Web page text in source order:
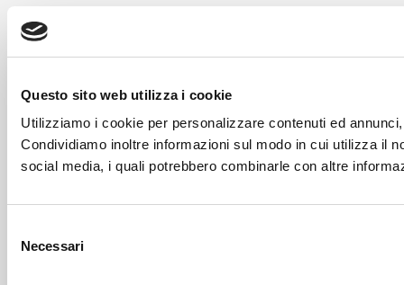
Questo sito web utilizza i cookie
Utilizziamo i cookie per personalizzare contenuti ed
Condividiamo inoltre informazioni sul modo in cui utilizza il
social media, i quali potrebbero combinarle con altre
delNecessari